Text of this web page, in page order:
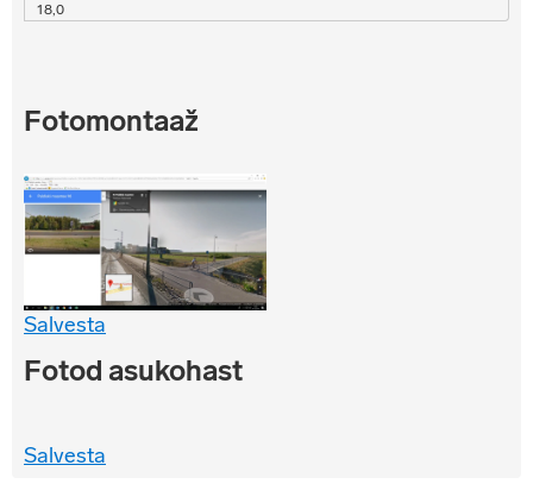
18,0
Fotomontaaž
Salvesta
Fotod asukohast
Salvesta